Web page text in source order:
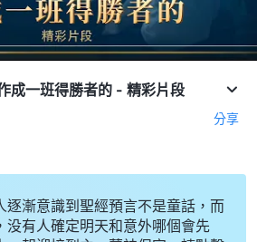
成一班得勝者的 - 精彩片段
分享
逐漸意識到聖經預言不是童話，而
没有人確定明天和意外哪個會先